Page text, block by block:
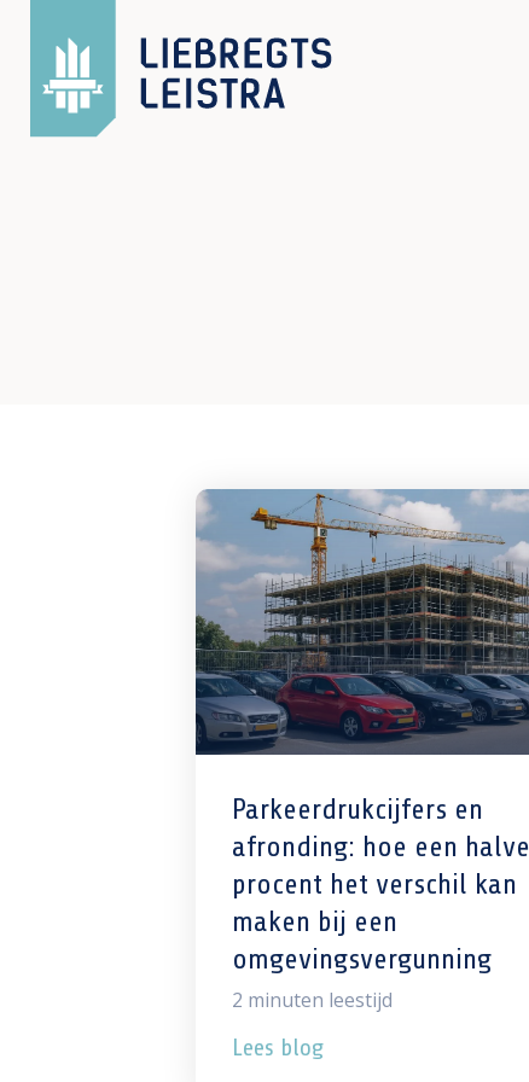
Parkeerdrukcijfers en
afronding: hoe een halve
procent het verschil kan
maken bij een
omgevingsvergunning
2 minuten leestijd
Lees blog